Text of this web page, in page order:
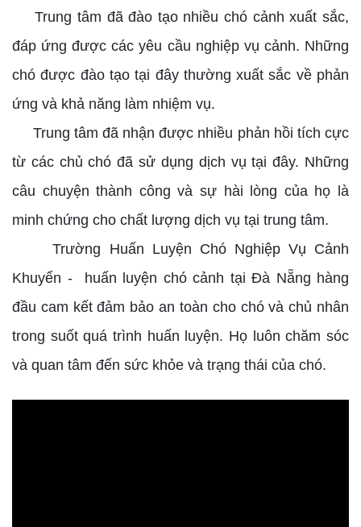
Trung tâm đã đào tạo nhiều chó cảnh xuất sắc,
đáp ứng được các yêu cầu nghiệp vụ cảnh. Những
chó được đào tạo tại đây thường xuất sắc về phản
ứng và khả năng làm nhiệm vụ.
Trung tâm đã nhận được nhiều phản hồi tích cực
từ các chủ chó đã sử dụng dịch vụ tại đây. Những
câu chuyện thành công và sự hài lòng của họ là
minh chứng cho chất lượng dịch vụ tại trung tâm.
Trường Huấn Luyện Chó Nghiệp Vụ Cảnh
Khuyển - huấn luyện chó cảnh tại Đà Nẵng hàng
đầu cam kết đảm bảo an toàn cho chó và chủ nhân
trong suốt quá trình huấn luyện. Họ luôn chăm sóc
và quan tâm đến sức khỏe và trạng thái của chó.